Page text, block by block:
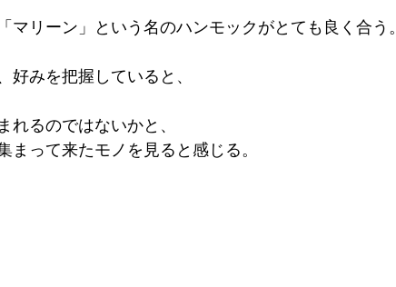
マリーン」という名のハンモックがとても良く合う。
好みを把握していると、
れるのではないかと、
まって来たモノを見ると感じる。